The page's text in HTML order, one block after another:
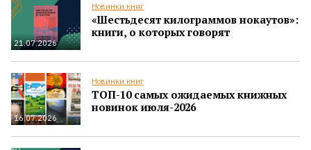
21.07.2026
Новинки книг
«Шестьдесят килограммов нокаутов»:
книги, о которых говорят
16.07.2026
Новинки книг
ТОП-10 самых ожидаемых книжных
новинок июля-2026